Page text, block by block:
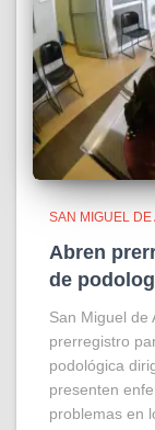
SAN MIGUEL
Abren
de
San Miguel de
prerregistro
podológica
presenten
problemas en